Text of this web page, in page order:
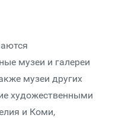
музеи и галереи
музеи других
художественными
и Коми,